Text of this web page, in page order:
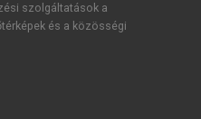
szolgáltatások a
és a közösségi